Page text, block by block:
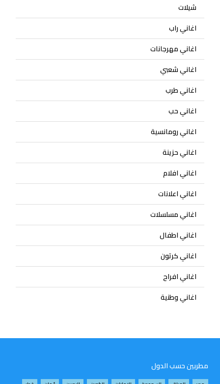
شيلات
اغاني راب
اغاني مهرجانات
اغاني شعبي
اغاني طرب
اغاني حب
اغاني رومانسية
اغاني حزينة
اغاني افلام
اغاني اعلانات
اغاني مسلسلات
اغاني اطفال
اغاني كرتون
اغاني افراح
اغاني وطنية
مطربين حسب الدول